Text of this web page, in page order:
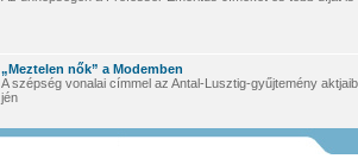
„Meztelen nők” a Modemben
A szépség vonalai címmel az Antal-Lusztig-gyűjtemény
jén